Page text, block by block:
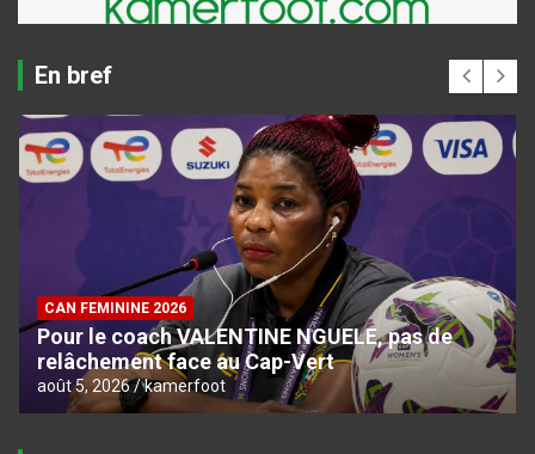
En bref
CAN FEMININE 2026
Pour le coach VALENTINE NGUELE, pas de
relâchement face au Cap-Vert
août 5, 2026 kamerfoot